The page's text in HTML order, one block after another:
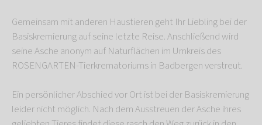
Gemeinsam mit anderen Haustieren geht Ihr Liebling bei der
Basiskremierung auf seine letzte Reise. Anschließend wird
seine Asche anonym auf Naturflächen im Umkreis des
ROSENGARTEN-Tierkrematoriums in Badbergen verstreut.
Ein persönlicher Abschied vor Ort ist bei der Basiskremierung
leider nicht möglich. Nach dem Ausstreuen der Asche ihres